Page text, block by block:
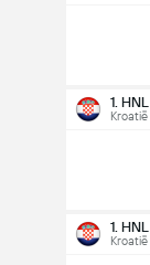
1. HNL
Kroatië
1. HNL
Kroatië